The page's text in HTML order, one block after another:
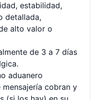
estabilidad,
detallada,
alto valor o
de 3 a 7 días
aduanero
cobran y